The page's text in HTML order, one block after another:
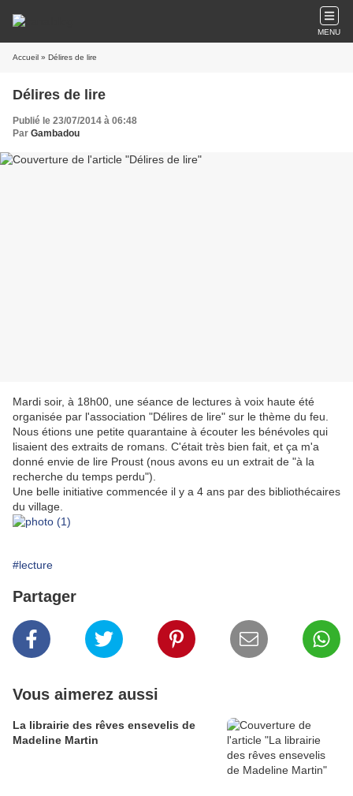
MENU
Accueil » Délires de lire
Délires de lire
Publié le 23/07/2014 à 06:48
Par Gambadou
Mardi soir, à 18h00, une séance de lectures à voix haute été
organisée par l'association "Délires de lire" sur le thème du feu.
Nous étions une petite quarantaine à écouter les bénévoles qui
lisaient des extraits de romans. C'était très bien fait, et ça m'a
donné envie de lire Proust (nous avons eu un extrait de "à la
recherche du temps perdu").
Une belle initiative commencée il y a 4 ans par des bibliothécaires
du village.
#lecture
Partager
Vous aimerez aussi
La librairie des rêves ensevelis de
Madeline Martin